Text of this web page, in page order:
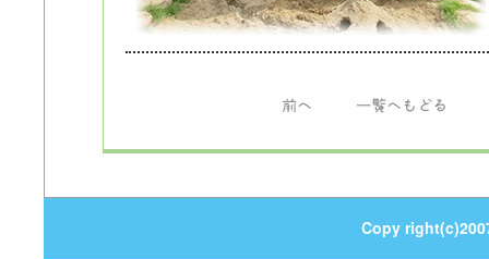
前へ 一覧へもどる
Copy